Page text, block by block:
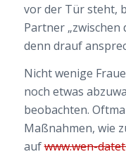
vor der Tür steht,
Partner „zwischen
denn drauf
Nicht wenige
noch etwas
beobachten.
Maßnahmen, wie
aufwww.wen-